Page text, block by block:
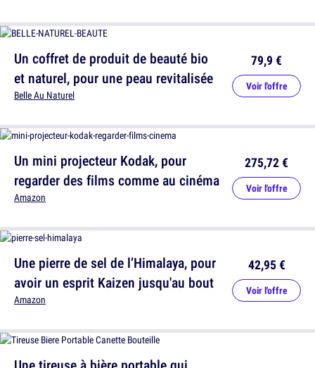
Un coffret de produit de beauté bio
et naturel, pour une peau revitalisée
Belle Au Naturel
79,9 €
Voir l'offre
Une pierre de sel de l’Himalaya, pour
avoir un esprit Kaizen jusqu'au bout
Amazon
42,95 €
Voir l'offre
Un mini projecteur Kodak, pour
regarder des films comme au cinéma
Amazon
275,72 €
Voir l'offre